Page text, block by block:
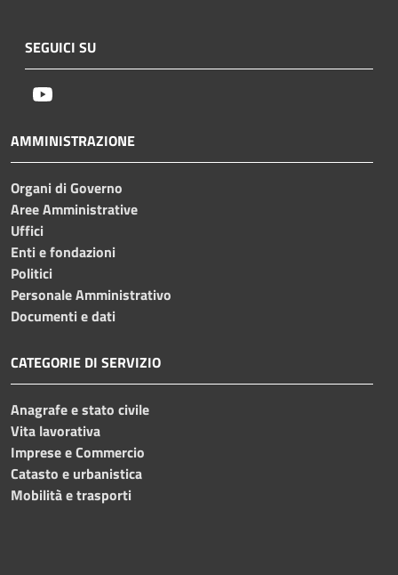
SEGUICI SU
AMMINISTRAZIONE
Organi di Governo
Aree Amministrative
Uffici
Enti e fondazioni
Politici
Personale Amministrativo
Documenti e dati
CATEGORIE DI SERVIZIO
Anagrafe e stato civile
Vita lavorativa
Imprese e Commercio
Catasto e urbanistica
Mobilità e trasporti